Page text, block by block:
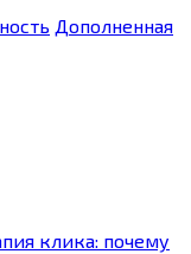
Дополненная
клика: почему